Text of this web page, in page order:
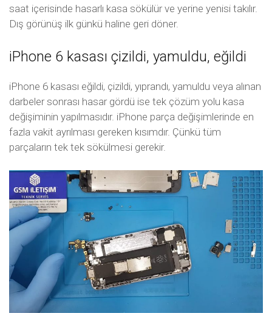
saat içerisinde hasarlı kasa sökülür ve yerine yenisi takılır.
Dış görünüş ilk günkü haline geri döner.
iPhone 6 kasası çizildi, yamuldu, eğildi
iPhone 6 kasası eğildi, çizildi, yıprandı, yamuldu veya alınan
darbeler sonrası hasar gördü ise tek çözüm yolu kasa
değişiminin yapılmasıdır. iPhone parça değişimlerinde en
fazla vakit ayrılması gereken kısımdır. Çünkü tüm
parçaların tek tek sökülmesi gerekir.